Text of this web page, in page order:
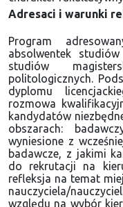
Adresaci i warunki
Program
absolwentek
studiów
politologicznych.
dyplomu
rozmowa
kandydatów
obszarach:
wyniesione z
badawcze, z jakimi
do rekrutacji na
refleksja na temat
nauczyciela/
względu na wybór